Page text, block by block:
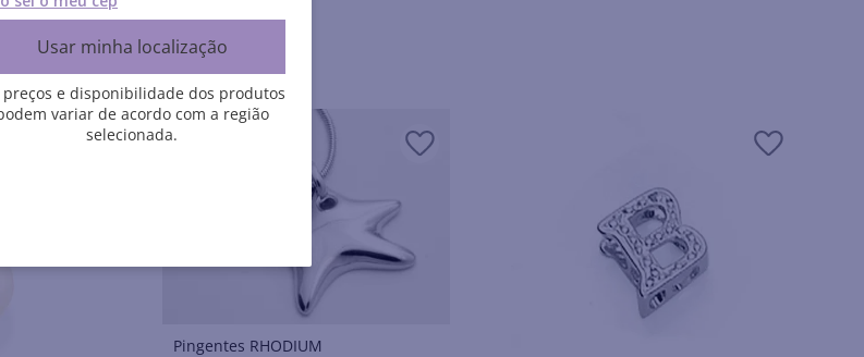
Pingentes RHODIUM
Usar minha localização
preços e disponibilidade dos produtos
variar de acordo com a região
selecionada.